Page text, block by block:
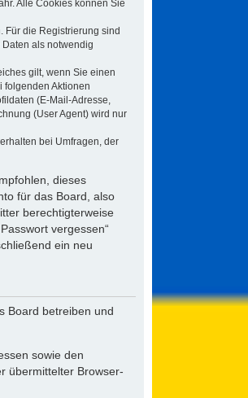
Alle Cookies können Sie
Für die Registrierung sind
als notwendig
gilt, wenn Sie einen
folgenden Aktionen
(E-Mail-Adresse,
(User Agent) wird nur
bei Umfragen, der
dieses
für das Board, also
berechtigterweise
vergessen“
ein neu
Board betreiben und
sowie den
übermittelter Browser-